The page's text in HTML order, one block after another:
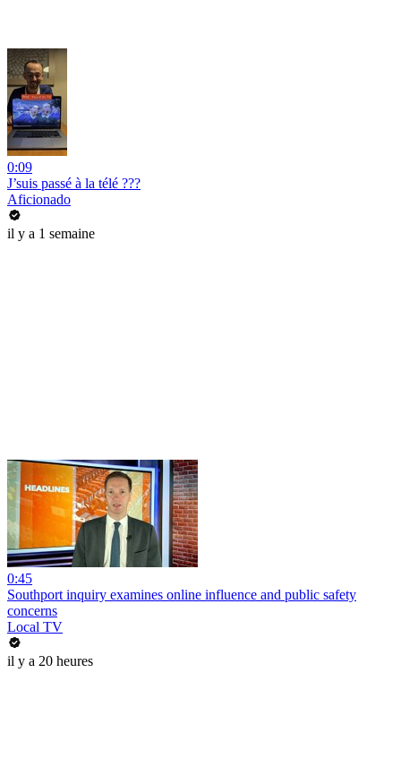
0:09
J’suis passé à la télé ???
Aficionado
il y a 1 semaine
0:45
Southport inquiry examines online influence and public safety
concerns
Local TV
il y a 20 heures